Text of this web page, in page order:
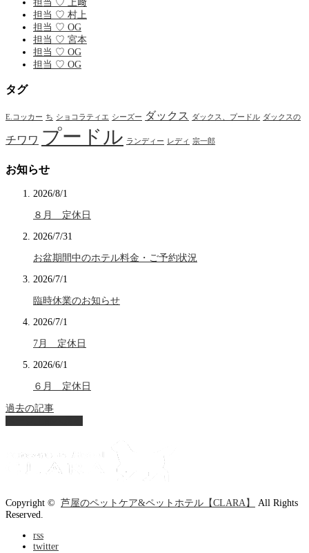
担当 ♡ 上﨑
担当 ♡ 村上
担当 ♡ OG
担当 ♡ 宮本
担当 ♡ OG
担当 ♡ OG
タグ
E.コッカー ち ショコラティエ シーズー ダックス ダックス、プードル ダックスの
チワワ プードル ランディー レディ 宗一郎
お知らせ
2026/8/1
８月 定休日
2026/7/31
お盆期間中のホテル料金・ご予約状況
2026/7/1
臨時休業のお知らせ
2026/7/1
7月 定休日
2026/6/1
６月 定休日
過去の記事
Copyright © 芦屋のペットケア&ペットホテル【CLARA】
All Rights
Reserved.
rss
twitter